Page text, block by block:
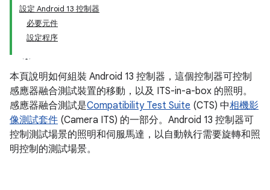
設定 Android 13 控制器
必要元件
設定程序
本頁說明如何組裝 Android 13 控制器，這個控制器可控制
感應器融合測試裝置的移動，以及 ITS-in-a-box 的照明。
感應器融合測試是Compatibility Test Suite (CTS) 中相機影
像測試套件 (Camera ITS) 的一部分。Android 13 控制器可
控制測試場景的照明和伺服馬達，以自動執行需要旋轉和照
明控制的測試場景。